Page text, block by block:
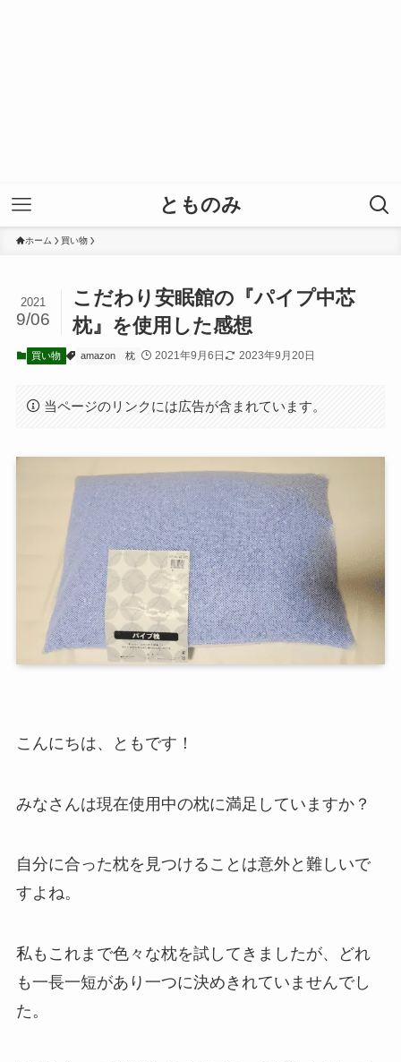
とものみ
ホーム 買い物
こだわり安眠館の『パイプ中芯
枕』を使用した感想
2021
9/06
買い物 amazon 枕 2021年9月6日 2023年9月20日
当ページのリンクには広告が含まれています。
こんにちは、ともです！
みなさんは現在使用中の枕に満足していますか？
自分に合った枕を見つけることは意外と難しいで
すよね。
私もこれまで色々な枕を試してきましたが、どれ
も一長一短があり一つに決めきれていませんでし
た。